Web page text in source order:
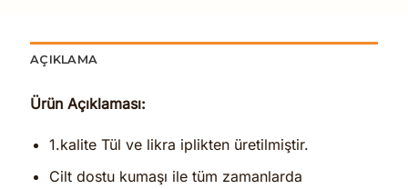
AÇIKLAMA
Ürün Açıklaması:
1.kalite Tül ve likra iplikten üretilmiştir.
Cilt dostu kumaşı ile tüm zamanlarda